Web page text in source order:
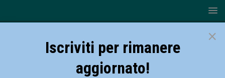
×
Iscriviti per rimanere
aggiornato!